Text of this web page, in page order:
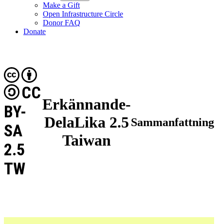
Make a Gift
Open Infrastructure Circle
Donor FAQ
Donate
Erkännande-
DelaLika 2.5
Taiwan
CC
BY-
SA
2.5
TW
Sammanfattning